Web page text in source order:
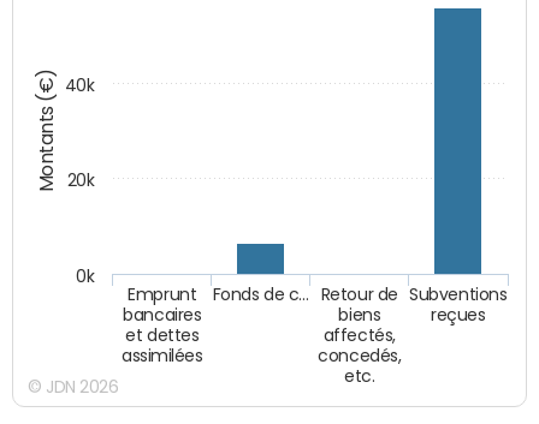
Montants (€)
Emprunt
bancaires
et dettes
assimilées
Fonds de c…
Retour de
biens
affectés,
concedés,
etc.
Subventions
reçues
0k
20k
40k
© JDN 2026